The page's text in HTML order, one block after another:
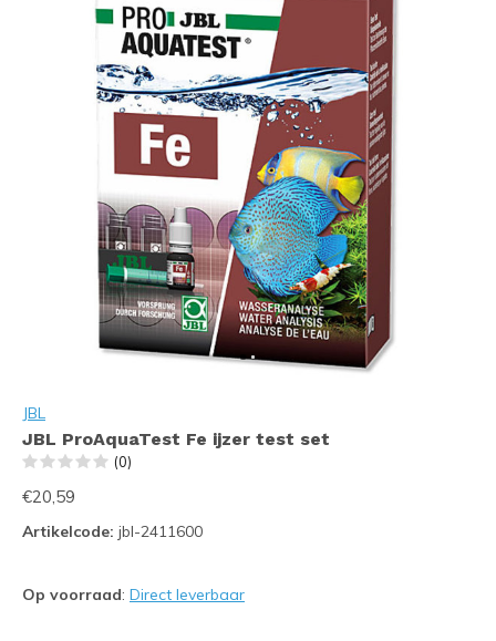
JBL
JBL ProAquaTest Fe ijzer test set
(0)
€20,59
Artikelcode: jbl-2411600
Op voorraad: Direct leverbaar